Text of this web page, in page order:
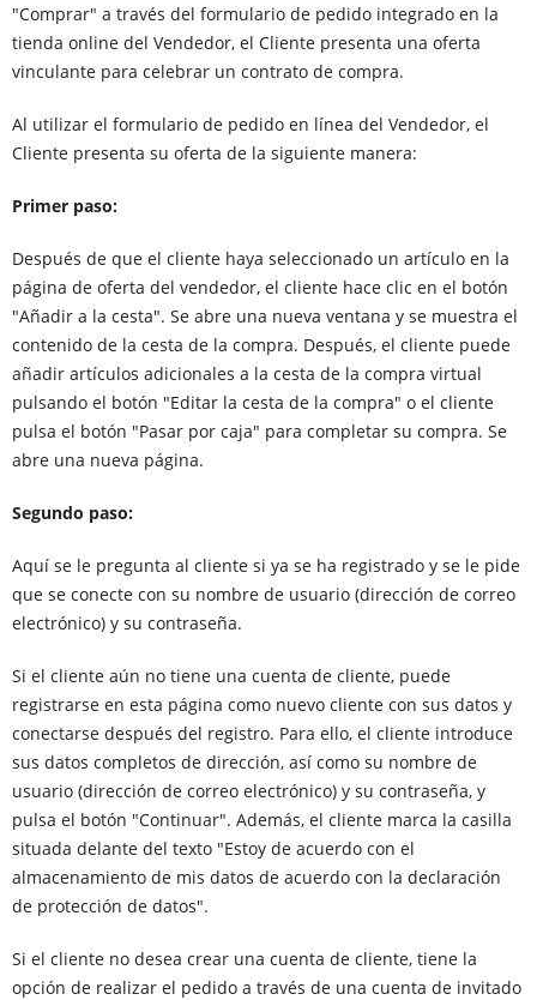
"Comprar" a través del formulario de pedido integrado en la
tienda online del Vendedor, el Cliente presenta una oferta
vinculante para celebrar un contrato de compra.
Al utilizar el formulario de pedido en línea del Vendedor, el
Cliente presenta su oferta de la siguiente manera:
Primer paso:
Después de que el cliente haya seleccionado un artículo en la
página de oferta del vendedor, el cliente hace clic en el botón
"Añadir a la cesta". Se abre una nueva ventana y se muestra el
contenido de la cesta de la compra. Después, el cliente puede
añadir artículos adicionales a la cesta de la compra virtual
pulsando el botón "Editar la cesta de la compra" o el cliente
pulsa el botón "Pasar por caja" para completar su compra. Se
abre una nueva página.
Segundo paso:
Aquí se le pregunta al cliente si ya se ha registrado y se le pide
que se conecte con su nombre de usuario (dirección de correo
electrónico) y su contraseña.
Si el cliente aún no tiene una cuenta de cliente, puede
registrarse en esta página como nuevo cliente con sus datos y
conectarse después del registro. Para ello, el cliente introduce
sus datos completos de dirección, así como su nombre de
usuario (dirección de correo electrónico) y su contraseña, y
pulsa el botón "Continuar". Además, el cliente marca la casilla
situada delante del texto "Estoy de acuerdo con el
almacenamiento de mis datos de acuerdo con la declaración
de protección de datos".
Si el cliente no desea crear una cuenta de cliente, tiene la
opción de realizar el pedido a través de una cuenta de invitado